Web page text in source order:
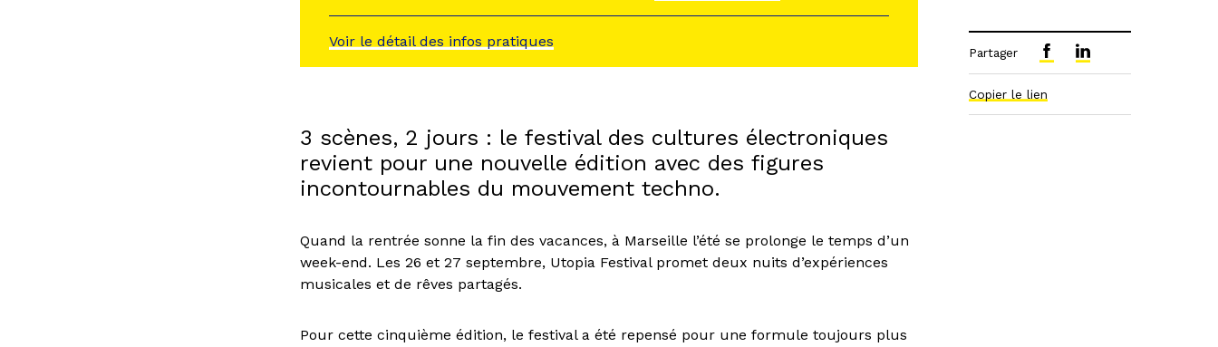
Voir le détail des infos pratiques
3 scènes, 2 jours : le festival des cultures électroniques
revient pour une nouvelle édition avec des figures
incontournables du mouvement techno.
Quand la rentrée sonne la fin des vacances, à Marseille l’été se prolonge le temps d’un
week-end. Les 26 et 27 septembre, Utopia Festival promet deux nuits d’expériences
musicales et de rêves partagés.
Pour cette cinquième édition, le festival a été repensé pour une formule toujours plus
Partager
Copier le lien